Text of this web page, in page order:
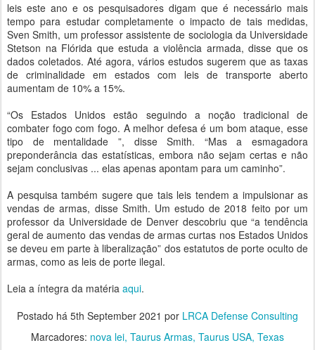
leis este ano e os pesquisadores digam que é necessário mais
tempo para estudar completamente o impacto de tais medidas,
Sven Smith, um professor assistente de sociologia da Universidade
Stetson na Flórida que estuda a violência armada, disse que os
dados coletados. Até agora, vários estudos sugerem que as taxas
de criminalidade em estados com leis de transporte aberto
aumentam de 10% a 15%.
“Os Estados Unidos estão seguindo a noção tradicional de
combater fogo com fogo. A melhor defesa é um bom ataque, esse
tipo de mentalidade ”, disse Smith. “Mas a esmagadora
preponderância das estatísticas, embora não sejam certas e não
sejam conclusivas ... elas apenas apontam para um caminho”.
A pesquisa também sugere que tais leis tendem a impulsionar as
vendas de armas, disse Smith. Um estudo de 2018 feito por um
professor da Universidade de Denver descobriu que “a tendência
geral de aumento das vendas de armas curtas nos Estados Unidos
se deveu em parte à liberalização” dos estatutos de porte oculto de
armas, como as leis de porte ilegal.
Leia a íntegra da matéria aqui.
Postado há 5th September 2021 por LRCA Defense Consulting
Marcadores: nova lei Taurus Armas Taurus USA Texas